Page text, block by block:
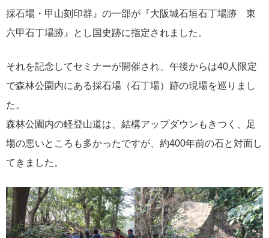
採石場・甲山刻印群』の一部が『大阪城石垣石丁場跡 東
六甲石丁場跡』とし国史跡に指定されました。
それを記念してセミナーが開催され、午後からは40人限定
で森林公園内にある採石場（石丁場）跡の現場を巡りまし
た。
森林公園内の軽登山道は、結構アップダウンもきつく、足
場の悪いところも多かったですが、約400年前の石と対面し
てきました。